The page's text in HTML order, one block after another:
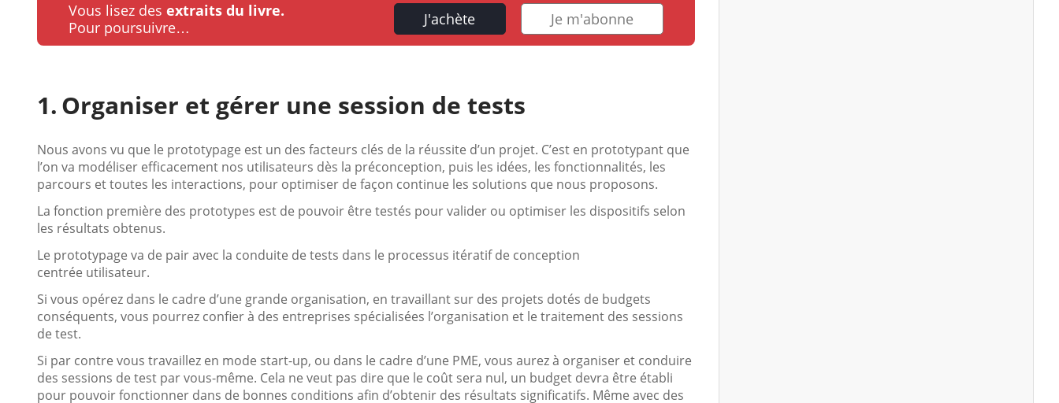
Vous lisez des extraits du livre.
Pour poursuivre…
J'achète Je m'abonne
Organiser et gérer une session de tests
Nous avons vu que le prototypage est un des facteurs clés de la réussite d’un projet. C’est en prototypant que
l’on va modéliser efficacement nos utilisateurs dès la préconception, puis les idées, les fonctionnalités, les
parcours et toutes les interactions, pour optimiser de façon continue les solutions que nous proposons.
La fonction première des prototypes est de pouvoir être testés pour valider ou optimiser les dispositifs selon
les résultats obtenus.
Le prototypage va de pair avec la conduite de tests dans le processus itératif de conception
centrée utilisateur.
Si vous opérez dans le cadre d’une grande organisation, en travaillant sur des projets dotés de budgets
conséquents, vous pourrez confier à des entreprises spécialisées l’organisation et le traitement des sessions
de test.
Si par contre vous travaillez en mode start-up, ou dans le cadre d’une PME, vous aurez à organiser et conduire
des sessions de test par vous-même. Cela ne veut pas dire que le coût sera nul, un budget devra être établi
pour pouvoir fonctionner dans de bonnes conditions afin d’obtenir des résultats significatifs. Même avec des